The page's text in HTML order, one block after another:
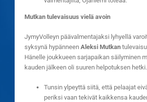
Mutkan tulevaisuus vielä avoin
JymyVolleyn päävalmentajaksi lyhyellä
syksynä hypänneen Aleksi Mutkan
Hänelle joukkueen sarjapaikan säilyminen
kauden jälkeen oli suuren helpotuksen hetki.
Tunsin ylpeyttä siitä, että pelaajat
periksi vaan tekivät kaikkensa